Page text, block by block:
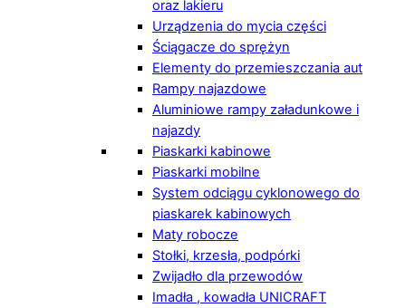
oraz lakieru
Urządzenia do mycia części
Ściągacze do sprężyn
Elementy do przemieszczania aut
Rampy najazdowe
Aluminiowe rampy załadunkowe i
najazdy
Piaskarki kabinowe
Piaskarki mobilne
System odciągu cyklonowego do
piaskarek kabinowych
Maty robocze
Stołki, krzesła, podpórki
Zwijadło dla przewodów
Imadła , kowadła UNICRAFT